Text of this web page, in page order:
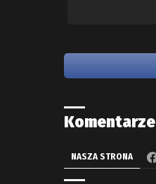
Komentarze
NASZA STRONA